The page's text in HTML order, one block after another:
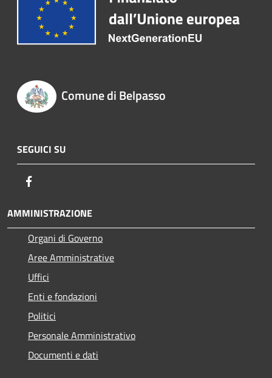
Comune di Belpasso
SEGUICI SU
AMMINISTRAZIONE
Organi di Governo
Aree Amministrative
Uffici
Enti e fondazioni
Politici
Personale Amministrativo
Documenti e dati